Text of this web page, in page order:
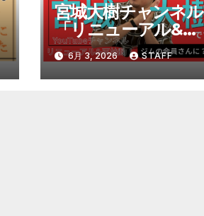
宮城大樹チャンネル
「リニューアル&再
始動、そして、父に
なります。」
6月 3, 2026 STAFF